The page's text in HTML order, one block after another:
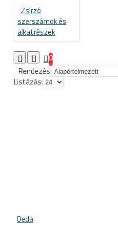
Zsírzó
szerszámok és
alkatrészek
0
Rendezés:
Listázás:
Deda